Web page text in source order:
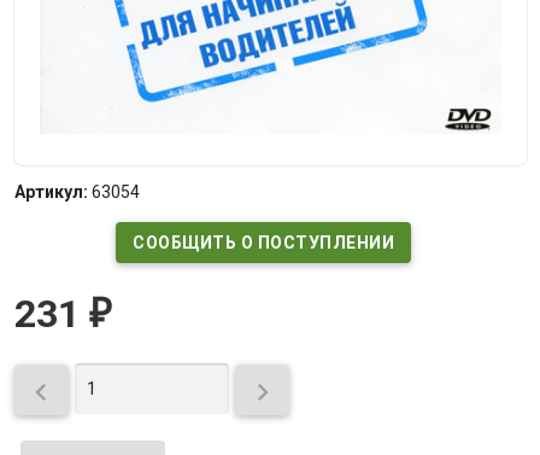
Артикул: 63054
СООБЩИТЬ О ПОСТУПЛЕНИИ
231 ₽
 